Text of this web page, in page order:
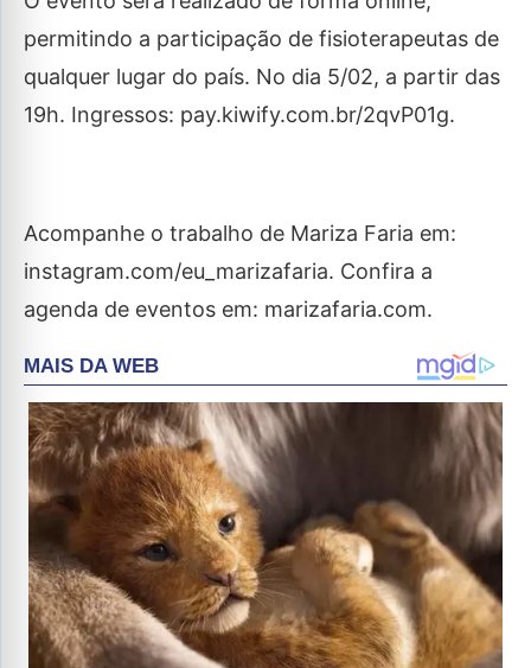
permitindo a participação de fisioterapeutas de
qualquer lugar do país. No dia 5/02, a partir das
19h. Ingressos: pay.kiwify.com.br/2qvP01g.
Acompanhe o trabalho de Mariza Faria em:
instagram.com/eu_marizafaria. Confira a
agenda de eventos em: marizafaria.com.